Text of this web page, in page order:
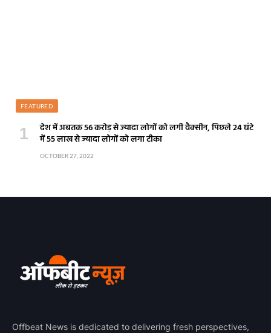
FEATURED
देश में अबतक 56 करोड़ से ज्यादा लोगों को लगी वैक्सीन, पिछले 24 घंटे
में 55 लाख से ज्यादा लोगों को लगा टीका
OCTOBER 27, 2022
Offbeat News is dedicated to delivering fresh perspectives,